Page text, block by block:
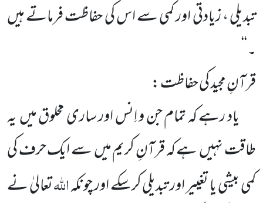
تبدیلی ، زیادتی اور کمی سے اس کی حفاظت فرماتے ہیں
۔‘‘
قرآنِ مجید کی حفاظت :
یاد رہے کہ تمام جن و اِنس اور ساری مخلوق میں یہ
طاقت نہیں ہے کہ قرآنِ کریم میں سے ایک حرف کی
کمی بیشی یا تغییر اور تبدیلی کرسکے اور چونکہاللّٰہتعالیٰ نے